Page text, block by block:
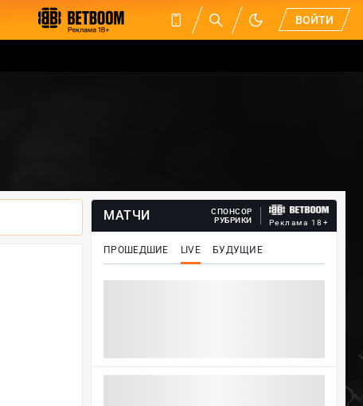
ВОЙТИ
МАТЧИ
СПОНСОР
РУБРИКИ
Реклама 18+
ПРОШЕДШИЕ LIVE БУДУЩИЕ